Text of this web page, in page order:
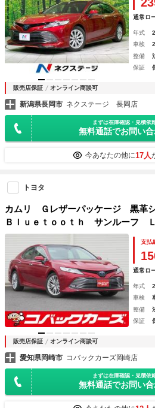
通常ロ
年式
車検
整備
保証
販売店保証 オンライン商談可
新潟県長岡市 ネクステージ 長岡店
まずは在庫確認・見積依
無料通話でお問い
今あなたの他に17人
トヨタ
カムリ Ｇレザーパッケージ 黒
Ｂｌｕｅｔｏｏｔｈ サンルーフ
ＴＣ 電動シート シートヒータ レ
ール オートハイビーム
支払
通常ロ
年式
車検
整備
保証
販売店保証 オンライン商談可
愛知県岡崎市 コバックカーズ岡崎店
まずは在庫確認・見積依
無料通話でお問い